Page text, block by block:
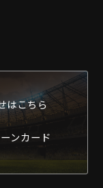
はこちら
ンカード